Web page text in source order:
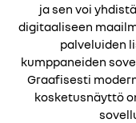
ja sen voi
digitaaliseen
palveluiden
kumppaneiden
Graafisesti
kosketusnäyttö